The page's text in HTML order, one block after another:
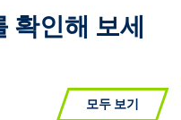
확인해 보세
모두 보기